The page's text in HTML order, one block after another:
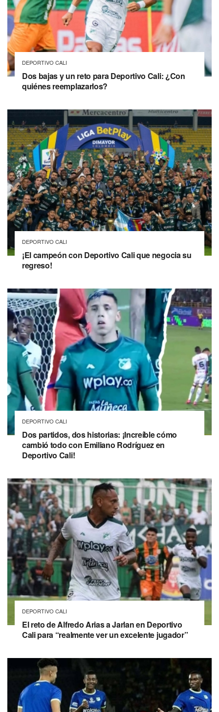
DEPORTIVO CALI
Dos bajas y un reto para Deportivo Cali: ¿Con
quiénes reemplazarlos?
DEPORTIVO CALI
¡El campeón con Deportivo Cali que negocia su
regreso!
DEPORTIVO CALI
Dos partidos, dos historias: ¡Increíble cómo
cambió todo con Emiliano Rodríguez en
Deportivo Cali!
DEPORTIVO CALI
El reto de Alfredo Arias a Jarlan en Deportivo
Cali para “realmente ver un excelente jugador”